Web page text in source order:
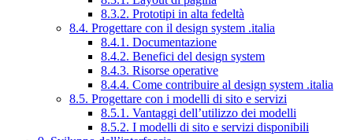
8.3.2. Prototipi in alta fedeltà
8.4. Progettare con il design system .italia
8.4.1. Documentazione
8.4.2. Benefici del design system
8.4.3. Risorse operative
8.4.4. Come contribuire al design system .italia
8.5. Progettare con i modelli di sito e servizi
8.5.1. Vantaggi dell’utilizzo dei modelli
8.5.2. I modelli di sito e servizi disponibili